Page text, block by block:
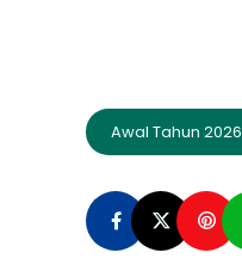
Awal Tahun 2026